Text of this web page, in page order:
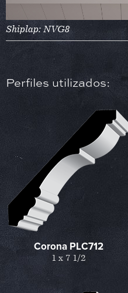
Shiplap: NVG8
Perfiles utilizados:
Corona PLC712
1 x 7 1/2